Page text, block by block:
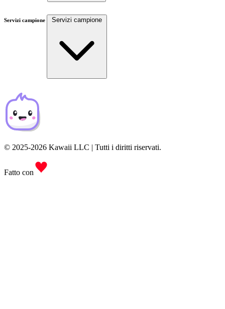
Servizi campione Servizi campione
© 2025-2026 Kawaii LLC | Tutti i diritti riservati.
Fatto con